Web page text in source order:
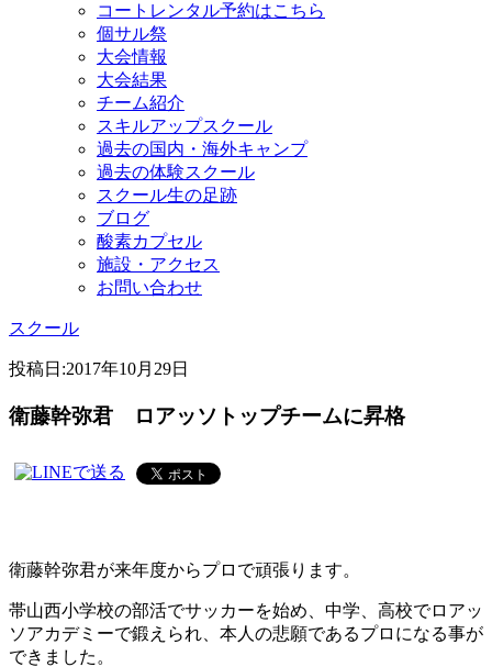
コートレンタル予約はこちら
個サル祭
大会情報
大会結果
チーム紹介
スキルアップスクール
過去の国内・海外キャンプ
過去の体験スクール
スクール生の足跡
ブログ
酸素カプセル
施設・アクセス
お問い合わせ
スクール
投稿日:2017年10月29日
衛藤幹弥君 ロアッソトップチームに昇格
衛藤幹弥君が来年度からプロで頑張ります。
帯山西小学校の部活でサッカーを始め、中学、高校でロアッ
ソアカデミーで鍛えられ、本人の悲願であるプロになる事が
できました。